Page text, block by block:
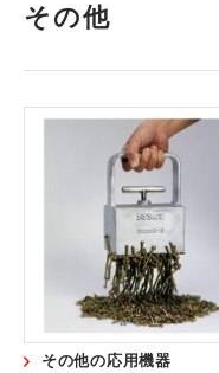
ダウンロード
企業・採用情報
会社概要
営業所案内
お問い合わせ
その他
その他の応用機器